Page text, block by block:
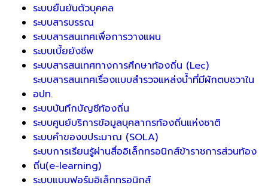
ระบบยืนยันตัวบุคคล
ระบบสารบรรณ
ระบบสารสนเทศเพื่อการวางแผน
ระบบเบี้ยยังชีพ
ระบบสารสนเทศทางการศึกษาท้องถิ่น (Lec)
ระบบสารสนเทศเรื่องแบบสำรวจแหล่งน้ำที่มีผักตบชวาใน
อปท.
ระบบบันทึกบัญชีท้องถิ่น
ระบบศูนย์บริการข้อมูลบุคลากรท้องถิ่นแห่งชาติ
ระบบคำของบประมาณ (SOLA)
ระบบการเรียนรู้ผ่านสื่ออิเล็กทรอนิกส์ข้าราชการส่วนท้อง
ถิ่น(e-learning)
ระบบแบบฟอร์มอิเล็กทรอนิกส์